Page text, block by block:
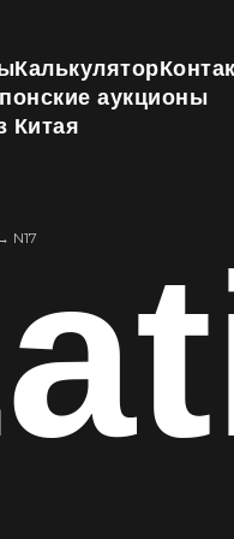
Калькулятор
аукционы
Китая
N17